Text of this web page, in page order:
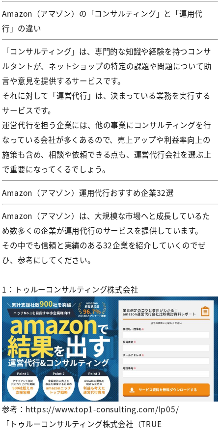
Amazon（アマゾン）の「コンサルティング」と「運用代
行」の違い
「コンサルティング」は、専門的な知識や経験を持つコンサ
ルタントが、ネットショップの特定の課題や問題について助
言や意見を提供するサービスです。
それに対して「運営代行」は、決まっている業務を実行する
サービスです。
運営代行を担う企業には、他の事業にコンサルティングを行
なっている会社が多くあるので、売上アップや利益率向上の
施策も含め、相談や依頼できる点も、運営代行会社を選ぶ上
で重要になってくるでしょう。
Amazon（アマゾン）運用代行おすすめ企業32選
Amazon（アマゾン）は、大規模な市場へと成長しているた
め数多くの企業が運用代行のサービスを提供しています。
その中でも信頼と実績のある32企業を紹介していくのでぜ
ひ、参考にしてください。
1：トゥルーコンサルティング株式会社
参考： https://www.top1-consulting.com/lp05/
「トゥルーコンサルティング株式会社（TRUE